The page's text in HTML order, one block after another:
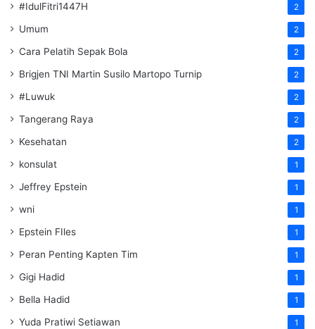
#IdulFitri1447H 2
Umum 2
Cara Pelatih Sepak Bola 2
Brigjen TNI Martin Susilo Martopo Turnip 2
#Luwuk 2
Tangerang Raya 2
Kesehatan 2
konsulat 1
Jeffrey Epstein 1
wni 1
Epstein FIles 1
Peran Penting Kapten Tim 1
Gigi Hadid 1
Bella Hadid 1
Yuda Pratiwi Setiawan 1